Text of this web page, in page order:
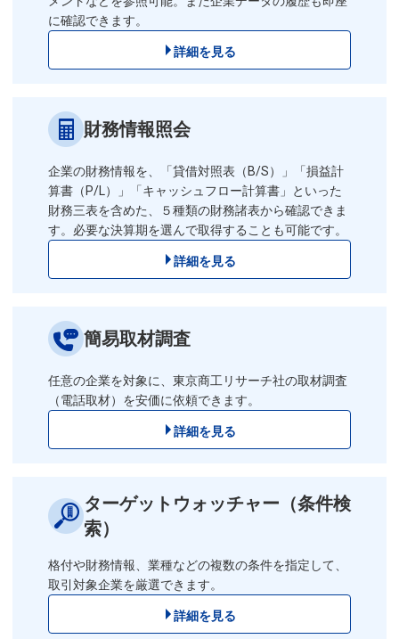
に確認できます。
詳細を見る
財務情報照会
企業の財務情報を、「貸借対照表（B/S）」「損益計
算書（P/L）」「キャッシュフロー計算書」といった
財務三表を含めた、５種類の財務諸表から確認できま
す。必要な決算期を選んで取得することも可能です。
詳細を見る
簡易取材調査
任意の企業を対象に、東京商工リサーチ社の取材調査
（電話取材）を安価に依頼できます。
詳細を見る
ターゲットウォッチャー （条件検
索）
格付や財務情報、業種などの複数の条件を指定して、
取引対象企業を厳選できます。
詳細を見る